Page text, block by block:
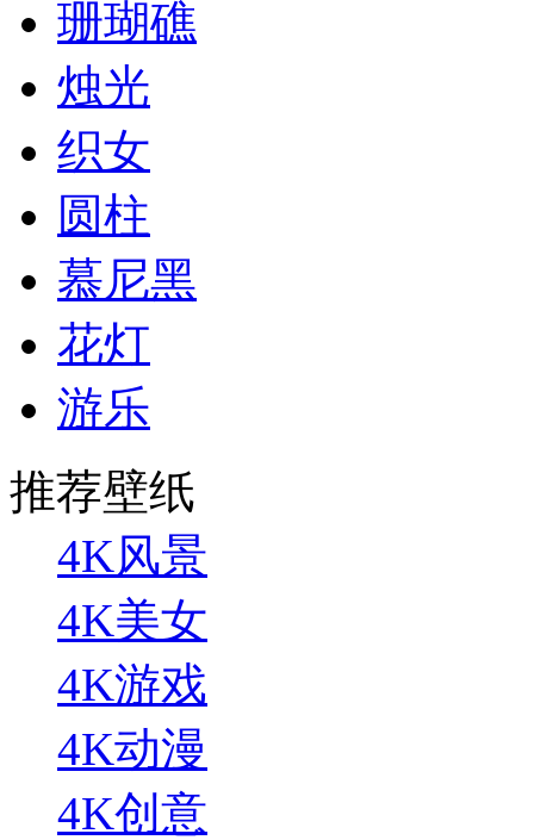
珊瑚礁
烛光
织女
圆柱
慕尼黑
花灯
游乐
推荐壁纸
4K风景
4K美女
4K游戏
4K动漫
4K创意